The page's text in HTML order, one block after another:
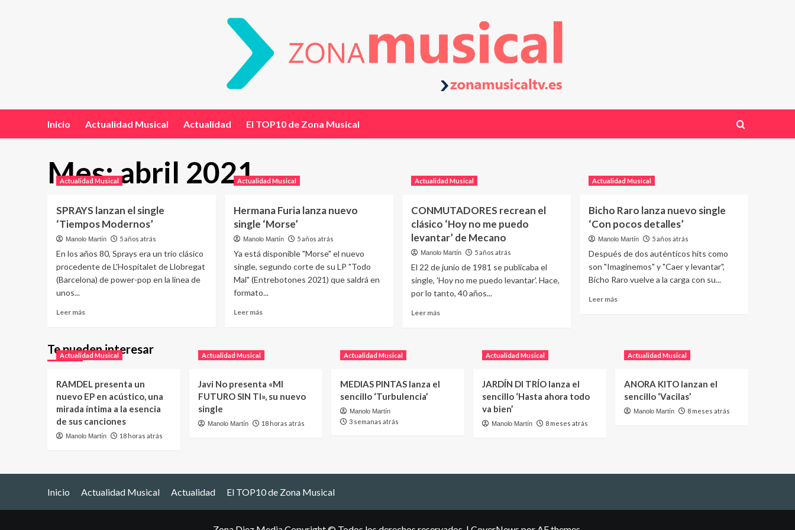
Inicio Actualidad Musical Actualidad El TOP10 de Zona Musical
Mes:abril 2021
Actualidad Musical
SPRAYS lanzan el single
‘Tiempos Modernos’
Manolo Martín 5 años atrás
En los años 80, Sprays era un trío clásico
procedente de L'Hospitalet de Llobregat
(Barcelona) de power-pop en la linea de
unos...
Leer más
Actualidad Musical
Hermana Furia lanza nuevo
single ‘Morse’
Manolo Martín 5 años atrás
Ya está disponible "Morse" el nuevo
single, segundo corte de su LP "Todo
Mal" (Entrebotones 2021) que saldrá en
formato...
Leer más
Actualidad Musical
CONMUTADORES recrean el
clásico ‘Hoy no me puedo
levantar’ de Mecano
Manolo Martín 5 años atrás
El 22 de junio de 1981 se publicaba el
single, 'Hoy no me puedo levantar'. Hace,
por lo tanto, 40 años...
Leer más
Actualidad Musical
Bicho Raro lanza nuevo single
‘Con pocos detalles’
Manolo Martín 5 años atrás
Después de dos auténticos hits como
son "Imaginemos" y "Caer y levantar",
Bicho Raro vuelve a la carga con su...
Leer más
Te pueden interesar
Actualidad Musical
RAMDEL presenta un
nuevo EP en acústico, una
mirada íntima a la esencia
de sus canciones
Manolo Martín 18 horas atrás
Actualidad Musical
Javi No presenta «MI
FUTURO SIN TI», su nuevo
single
Manolo Martín 18 horas atrás
Actualidad Musical
MEDIAS PINTAS lanza el
sencillo ‘Turbulencia’
Manolo Martín
3 semanas atrás
Actualidad Musical
JARDÍN DI TRÍO lanza el
sencillo ‘Hasta ahora todo
va bien’
Manolo Martín 8 meses atrás
Actualidad Musical
ANORA KITO lanzan el
sencillo ‘Vacilas’
Manolo Martín 8 meses atrás
Inicio Actualidad Musical Actualidad El TOP10 de Zona Musical